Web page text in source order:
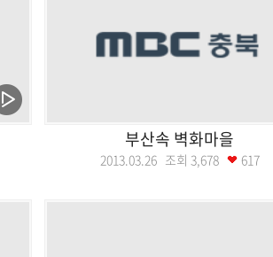
부산속 벽화마을
2013.03.26 조회 3,678 617